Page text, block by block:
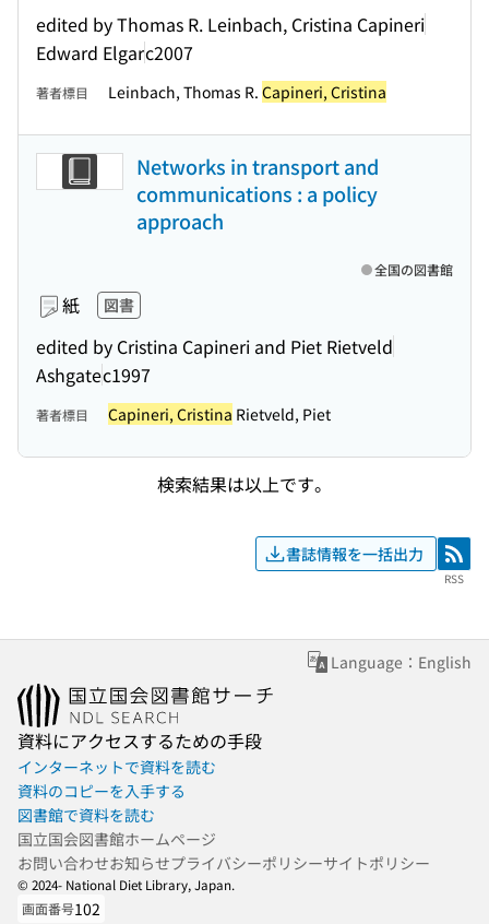
edited by Thomas R. Leinbach, Cristina Capineri
Edward Elgarc2007
著者標目 Leinbach, Thomas R. Capineri, Cristina
Networks in transport and
communications : a policy
approach
紙 図書
edited by Cristina Capineri and Piet Rietveld
Ashgatec1997
全国の図書館
著者標目 Capineri, Cristina Rietveld, Piet
検索結果は以上です。
書誌情報を一括出力 RSS
RSS
Language：English
資料にアクセスするための手段
インターネットで資料を読む
資料のコピーを入手する
図書館で資料を読む
国立国会図書館ホームページ
お問い合わせお知らせプライバシーポリシーサイトポリシー
© 2024- National Diet Library, Japan.
画面番号102